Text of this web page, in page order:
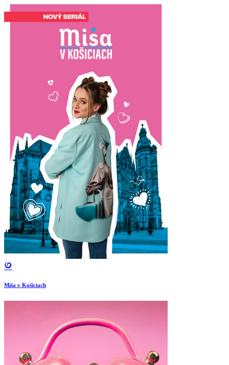
Miša v Košiciach